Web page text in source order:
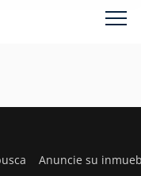
Anuncie su